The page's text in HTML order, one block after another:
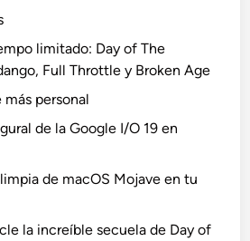
limitado: Day of The
Full Throttle y Broken Age
personal
de la Google I/O 19 en
de macOS Mojave en tu
la increíble secuela de Day of